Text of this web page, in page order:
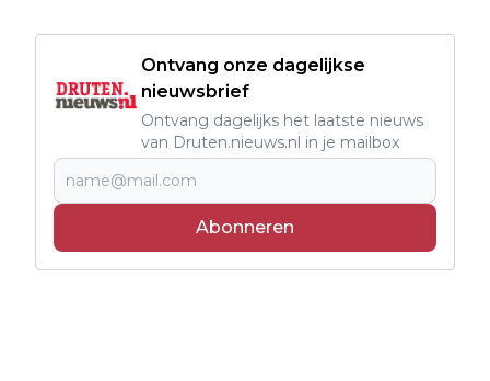
Ontvang onze dagelijkse
nieuwsbrief
Ontvang dagelijks het laatste nieuws
van Druten.nieuws.nl in je mailbox
Abonneren